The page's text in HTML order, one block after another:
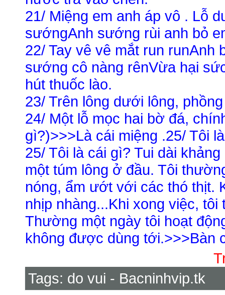
21/ Miệng em anh áp vô . Lỗ
sướngAnh sướng rùi anh bỏ
22/ Tay vê vê mắt run runAnh
sướng cô nàng rênVừa hại
hút thuốc lào.
23/ Trên lông dưới lông,
24/ Một lỗ mọc hai bờ đá,
gì?)>>>Là cái miệng .25/ Tôi
25/ Tôi là cái gì? Tui dài
một túm lông ở đầu. Tôi
nóng, ẩm ướt với các thó thịt.
nhịp nhàng...Khi xong việc,
Thường một ngày tôi hoạt
không được dùng tới.>>>Bàn
Tags: do vui - Bacninhvip.tk